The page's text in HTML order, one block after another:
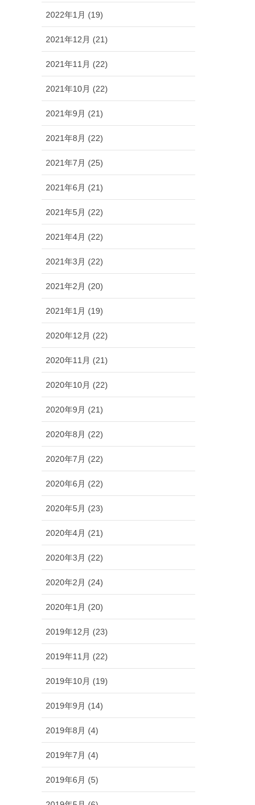
2022年1月 (19)
2021年12月 (21)
2021年11月 (22)
2021年10月 (22)
2021年9月 (21)
2021年8月 (22)
2021年7月 (25)
2021年6月 (21)
2021年5月 (22)
2021年4月 (22)
2021年3月 (22)
2021年2月 (20)
2021年1月 (19)
2020年12月 (22)
2020年11月 (21)
2020年10月 (22)
2020年9月 (21)
2020年8月 (22)
2020年7月 (22)
2020年6月 (22)
2020年5月 (23)
2020年4月 (21)
2020年3月 (22)
2020年2月 (24)
2020年1月 (20)
2019年12月 (23)
2019年11月 (22)
2019年10月 (19)
2019年9月 (14)
2019年8月 (4)
2019年7月 (4)
2019年6月 (5)